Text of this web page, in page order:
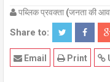
पब्लिक प्रवक्ता (जनता की
Share to:
Print
Email